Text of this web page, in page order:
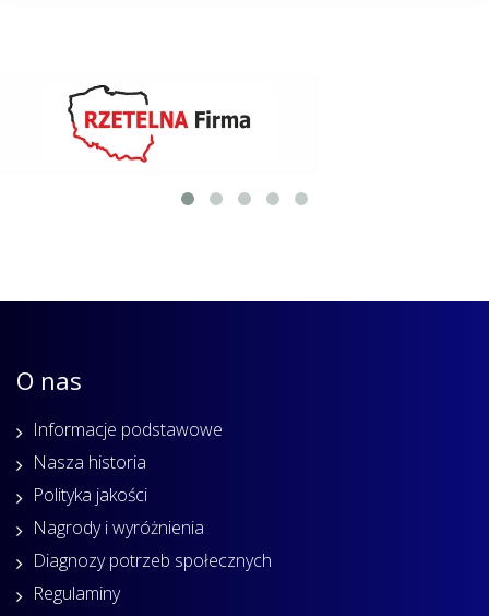
O nas
Informacje podstawowe
Nasza historia
Polityka jakości
Nagrody i wyróżnienia
Diagnozy potrzeb społecznych
Regulaminy